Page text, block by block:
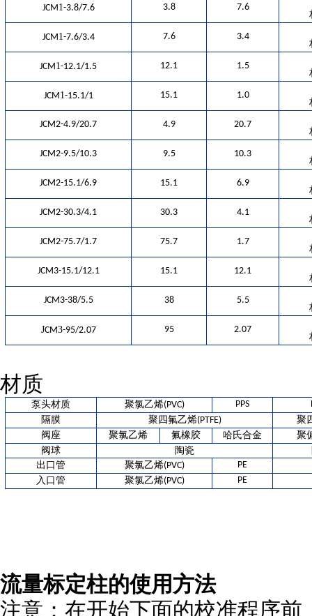
JCM1-3.8/7.6 3.8 7.6
JCM1-7.6/3.4 7.6 3.4
JCM1-12.1/1.5 12.1 1.5
JCM1-15.1/1 15.1 1.0
JCM2-4.9/20.7 4.9 20.7
JCM2-9.5/10.3 9.5 10.3
JCM2-15.1/6.9 15.1 6.9
JCM2-30.3/4.1 30.3 4.1
JCM2-75.7/1.7 75.7 1.7
JCM3-15.1/12.1 15.1 12.1
JCM3-38/5.5 38 5.5
JCM3-95/2.07 95 2.07
材质
泵头材质 聚氯乙烯(PVC) PPS
隔膜
聚四氟乙烯(PTFE)
聚
阀座
聚氯乙烯 氟橡胶 哈氏合金
聚
阀球
陶瓷
出口管
聚氯乙烯(PVC)
PE
入口管
聚氯乙烯(PVC) PE
流量标定柱的使用方法
注意：在开始下面的校准程序